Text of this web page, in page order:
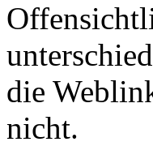
die
nicht.